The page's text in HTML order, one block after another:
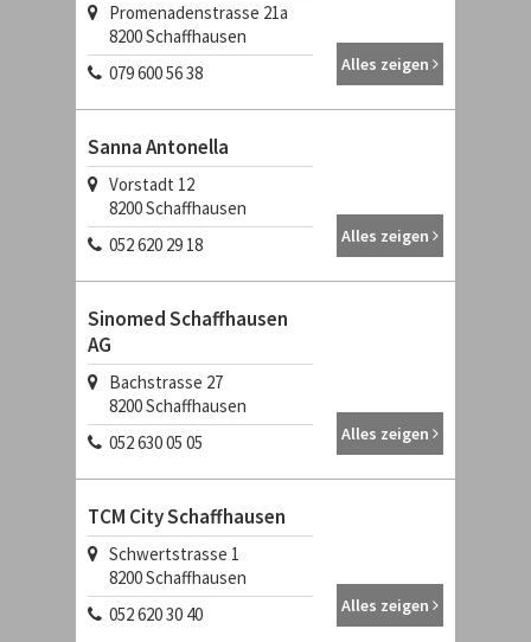
Promenadenstrasse 21a
8200Schaffhausen
079 600 56 38
Alles zeigen
Sanna Antonella
Vorstadt 12
8200Schaffhausen
052 620 29 18
Alles zeigen
Sinomed Schaffhausen
AG
Bachstrasse 27
8200Schaffhausen
052 630 05 05
Alles zeigen
TCM City Schaffhausen
Schwertstrasse 1
8200Schaffhausen
052 620 30 40
Alles zeigen